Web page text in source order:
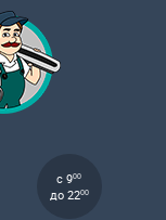
с 900
до 2200